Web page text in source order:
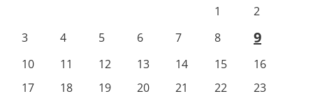
1
2
3
4 5 6 7 8 9
10 11 12 13 14 15
16
17
18 19 20 21 22
23